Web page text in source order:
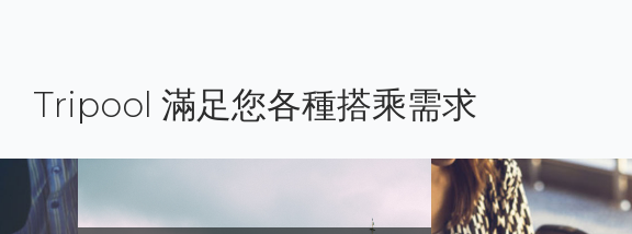
Tripool 滿足您各種搭乘需求